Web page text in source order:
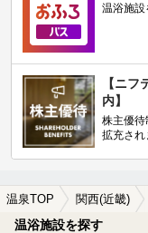
温浴施設
【ニ
内】
株主優待
拡充され
温泉TOP 関西(近畿)
温浴施設を探す